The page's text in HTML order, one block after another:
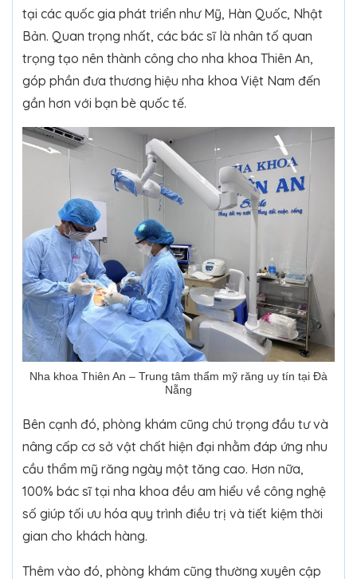
tại các quốc gia phát triển như Mỹ, Hàn Quốc, Nhật
Bản. Quan trọng nhất, các bác sĩ là nhân tố quan
trọng tạo nên thành công cho nha khoa Thiên An,
góp phần đưa thương hiệu nha khoa Việt Nam đến
gần hơn với bạn bè quốc tế.
Nha khoa Thiên An – Trung tâm thẩm mỹ răng uy tín tại Đà
Nẵng
Bên cạnh đó, phòng khám cũng chú trọng đầu tư và
nâng cấp cơ sở vật chất hiện đại nhằm đáp ứng nhu
cầu thẩm mỹ răng ngày một tăng cao. Hơn nữa,
100% bác sĩ tại nha khoa đều am hiểu về công nghệ
số giúp tối ưu hóa quy trình điều trị và tiết kiệm thời
gian cho khách hàng.
Thêm vào đó, phòng khám cũng thường xuyên cập